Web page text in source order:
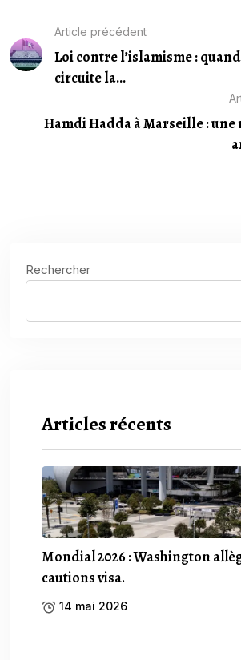
Article précédent
Loi contre l’islamisme :
circuite la...
Hamdi Hadda à Marseille :
Rechercher
Articles récents
Mondial 2026 : Washington
cautions visa.
14 mai 2026